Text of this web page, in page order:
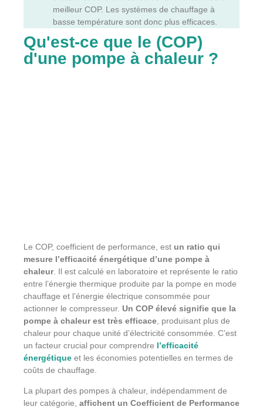
meilleur COP. Les systèmes de chauffage à
basse température sont donc plus efficaces.
Qu'est-ce que le (COP)
d'une pompe à chaleur ?
Le COP, coefficient de performance, est un ratio qui
mesure l’efficacité énergétique d’une pompe à
chaleur. Il est calculé en laboratoire et représente le ratio
entre l’énergie thermique produite par la pompe en mode
chauffage et l’énergie électrique consommée pour
actionner le compresseur. Un COP élevé signifie que la
pompe à chaleur est très efficace , produisant plus de
chaleur pour chaque unité d’électricité consommée. C’est
un facteur crucial pour comprendre l’efficacité
énergétique et les économies potentielles en termes de
coûts de chauffage.
La plupart des pompes à chaleur, indépendamment de
leur catégorie, affichent un Coefficient de Performance